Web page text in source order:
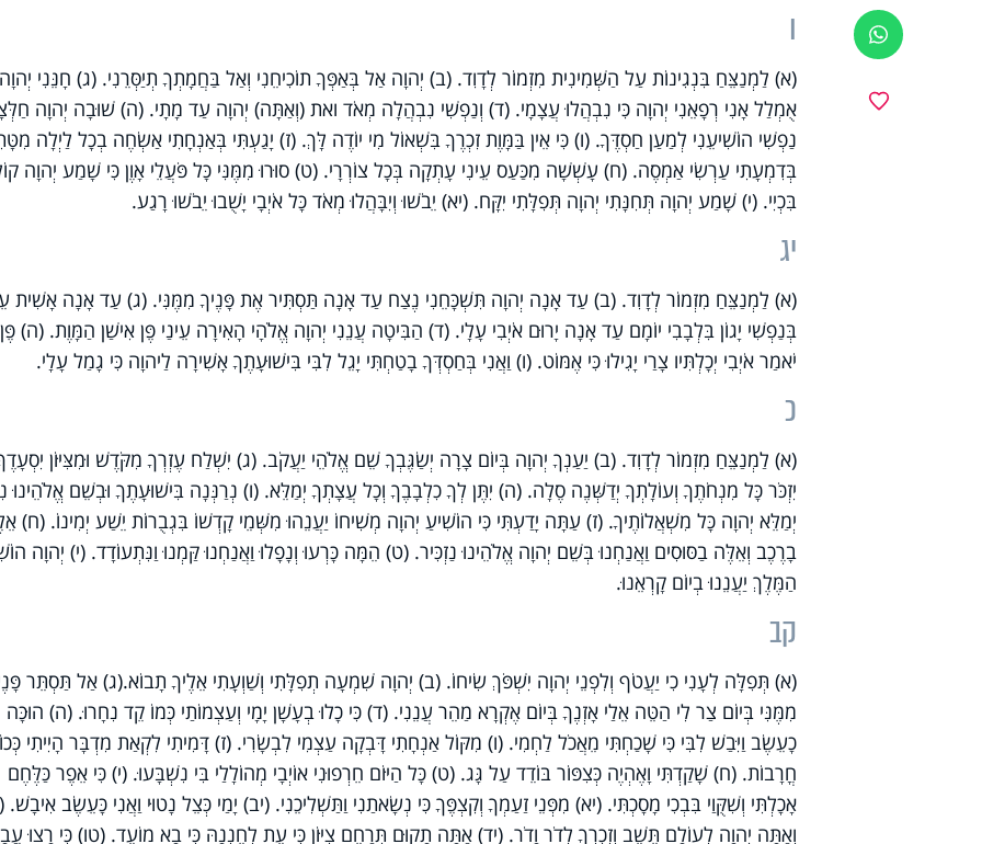
ווטסאפ ו
(א) לַמְנַצֵּחַ בִּנְגִינוֹת עַל הַשְּׁמִינִית מִזְמוֹר לְדָוִד. (ב) יְהוָה אַל בְּאַפְּךָ תוֹכִיחֵנִי וְאַל בַּחֲמָתְךָ תְיַסְּרֵנִי. (ג) חָנֵּנִי
אֻמְלַל אָנִי רְפָאֵנִי יְהוָה כִּי נִבְהֲלוּ עֲצָמָי. (ד) וְנַפְשִׁי נִבְהֲלָה מְאֹד ואת (וְאַתָּה) יְהוָה עַד מָתָי. (ה) שׁוּבָה יְהוָה
נַפְשִׁי הוֹשִׁיעֵנִי לְמַעַן חַסְדֶּךָ. (ו) כִּי אֵין בַּמָּוֶת זִכְרֶךָ בִּשְׁאוֹל מִי יוֹדֶה לָּךְ. (ז) יָגַעְתִּי בְּאַנְחָתִי אַשְׂחֶה בְכָל לַיְלָה
בְּדִמְעָתִי עַרְשִׂי אַמְסֶה. (ח) עָשְׁשָׁה מִכַּעַס עֵינִי עָתְקָה בְּכָל צוֹרְרָי. (ט) סוּרוּ מִמֶּנִּי כָּל פֹּעֲלֵי אָוֶן כִּי שָׁמַע יְהוָה
בִּכְיִי. (י) שָׁמַע יְהוָה תְּחִנָּתִי יְהוָה תְּפִלָּתִי יִקָּח. (יא) יֵבֹשׁוּ וְיִבָּהֲלוּ מְאֹד כָּל אֹיְבָי יָשֻׁבוּ יֵבֹשׁוּ רָגַע.
יג
(א) לַמְנַצֵּחַ מִזְמוֹר לְדָוִד. (ב) עַד אָנָה יְהוָה תִּשְׁכָּחֵנִי נֶצַח עַד אָנָה תַּסְתִּיר אֶת פָּנֶיךָ מִמֶּנִּי. (ג) עַד אָנָה אָשִׁית
בְּנַפְשִׁי יָגוֹן בִּלְבָבִי יוֹמָם עַד אָנָה יָרוּם אֹיְבִי עָלָי. (ד) הַבִּיטָה עֲנֵנִי יְהוָה אֱלֹהָי הָאִירָה עֵינַי פֶּן אִישַׁן הַמָּוֶת. (ה) פֶּן
יֹאמַר אֹיְבִי יְכָלְתִּיו צָרַי יָגִילוּ כִּי אֶמּוֹט. (ו) וַאֲנִי בְּחַסְדְּךָ בָטַחְתִּי יָגֵל לִבִּי בִּישׁוּעָתֶךָ אָשִׁירָה לַיהוָה כִּי גָמַל עָלָי.
כ
(א) לַמְנַצֵּחַ מִזְמוֹר לְדָוִד. (ב) יַעַנְךָ יְהוָה בְּיוֹם צָרָה יְשַׂגֶּבְךָ שֵׁם אֱלֹהֵי יַעֲקֹב. (ג) יִשְׁלַח עֶזְרְךָ מִקֹּדֶשׁ וּמִצִּיּוֹן
יִזְכֹּר כָּל מִנְחֹתֶךָ וְעוֹלָתְךָ יְדַשְּׁנֶה סֶלָה. (ה) יִתֶּן לְךָ כִלְבָבֶךָ וְכָל עֲצָתְךָ יְמַלֵּא. (ו) נְרַנְּנָה בִּישׁוּעָתֶךָ וּבְשֵׁם אֱלֹהֵינוּ
יְמַלֵּא יְהוָה כָּל מִשְׁאֲלוֹתֶיךָ. (ז) עַתָּה יָדַעְתִּי כִּי הוֹשִׁיעַ יְהוָה מְשִׁיחוֹ יַעֲנֵהוּ מִשְּׁמֵי קָדְשׁוֹ בִּגְבֻרוֹת יֵשַׁע יְמִינוֹ. (ח)
בָרֶכֶב וְאֵלֶּה בַסּוּסִים וַאֲנַחְנוּ בְּשֵׁם יְהוָה אֱלֹהֵינוּ נַזְכִּיר. (ט) הֵמָּה כָּרְעוּ וְנָפָלוּ וַאֲנַחְנוּ קַּמְנוּ וַנִּתְעוֹדָד. (י) יְהוָה
הַמֶּלֶךְ יַעֲנֵנוּ בְיוֹם קָרְאֵנוּ.
קב
(א) תְּפִלָּה לְעָנִי כִי יַעֲטֹף וְלִפְנֵי יְהוָה יִשְׁפֹּךְ שִׂיחוֹ. (ב) יְהוָה שִׁמְעָה תְפִלָּתִי וְשַׁוְעָתִי אֵלֶיךָ תָבוֹא.(ג) אַל תַּסְתֵּר
מִמֶּנִּי בְּיוֹם צַר לִי הַטֵּה אֵלַי אָזְנֶךָ בְּיוֹם אֶקְרָא מַהֵר עֲנֵנִי. (ד) כִּי כָלוּ בְעָשָׁן יָמָי וְעַצְמוֹתַי כְּמוֹ קֵד נִחָרוּ. (ה) הוּכָּה
כָעֵשֶׂב וַיִּבַשׁ לִבִּי כִּי שָׁכַחְתִּי מֵאֲכֹל לַחְמִי. (ו) מִקּוֹל אַנְחָתִי דָּבְקָה עַצְמִי לִבְשָׂרִי. (ז) דָּמִיתִי לִקְאַת מִדְבָּר הָיִיתִי
חֳרָבוֹת. (ח) שָׁקַדְתִּי וָאֶהְיֶה כְּצִפּוֹר בּוֹדֵד עַל גָּג. (ט) כָּל הַיּוֹם חֵרְפוּנִי אוֹיְבָי מְהוֹלָלַי בִּי נִשְׁבָּעוּ. (י) כִּי אֵפֶר כַּלֶּחֶם
אָכָלְתִּי וְשִׁקֻּוַי בִּבְכִי מָסָכְתִּי. (יא) מִפְּנֵי זַעַמְךָ וְקִצְפֶּךָ כִּי נְשָׂאתַנִי וַתַּשְׁלִיכֵנִי. (יב) יָמַי כְּצֵל נָטוּי וַאֲנִי כָּעֵשֶׂב אִיבָשׁ.
וְאַתָּה יְהוָה לְעוֹלָם תֵּשֵׁב וְזִכְרְךָ לְדֹר וָדֹר. (יד) אַתָּה תָקוּם תְּרַחֵם צִיּוֹן כִּי עֵת לְחֶנְנָהּ כִּי בָא מוֹעֵד. (טו) כִּי רָצוּ